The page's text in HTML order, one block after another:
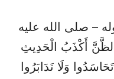
– صلى الله عليه
أَكْذَبُ الْحَدِيثِ
وَلَا تَدَابَرُوا